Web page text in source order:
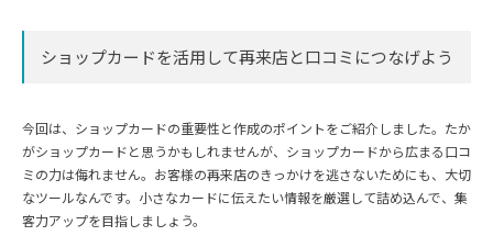
ショップカードを活用して再来店と口コミにつなげよう
今回は、ショップカードの重要性と作成のポイントをご紹介しました。たか
がショップカードと思うかもしれませんが、ショップカードから広まる口コ
ミの力は侮れません。お客様の再来店のきっかけを逃さないためにも、大切
なツールなんです。小さなカードに伝えたい情報を厳選して詰め込んで、集
客力アップを目指しましょう。